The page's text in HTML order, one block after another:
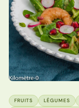
FRUITS LÉGUMES